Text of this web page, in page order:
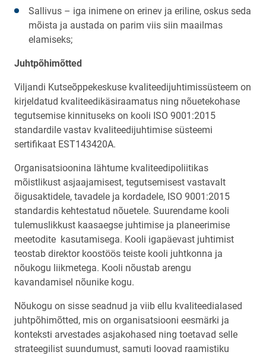
Sallivus – iga inimene on erinev ja eriline, oskus seda
mõista ja austada on parim viis siin maailmas
elamiseks;
Juhtpõhimõtted
Viljandi Kutseõppekeskuse kvaliteedijuhtimissüsteem on
kirjeldatud kvaliteedikäsiraamatus ning nõuetekohase
tegutsemise kinnituseks on kooli ISO 9001:2015
standardile vastav kvaliteedijuhtimise süsteemi
sertifikaat EST143420A.
Organisatsioonina lähtume kvaliteedipoliitikas
mõistlikust asjaajamisest, tegutsemisest vastavalt
õigusaktidele, tavadele ja kordadele, ISO 9001:2015
standardis kehtestatud nõuetele. Suurendame kooli
tulemuslikkust kaasaegse juhtimise ja planeerimise
meetodite kasutamisega. Kooli igapäevast juhtimist
teostab direktor koostöös teiste kooli juhtkonna ja
nõukogu liikmetega. Kooli nõustab arengu
kavandamisel nõunike kogu.
Nõukogu on sisse seadnud ja viib ellu kvaliteedialased
juhtpõhimõtted, mis on organisatsiooni eesmärki ja
konteksti arvestades asjakohased ning toetavad selle
strateegilist suundumust, samuti loovad raamistiku